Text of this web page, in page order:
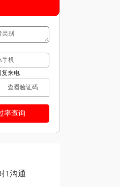
复来电
查看验证码
1沟通